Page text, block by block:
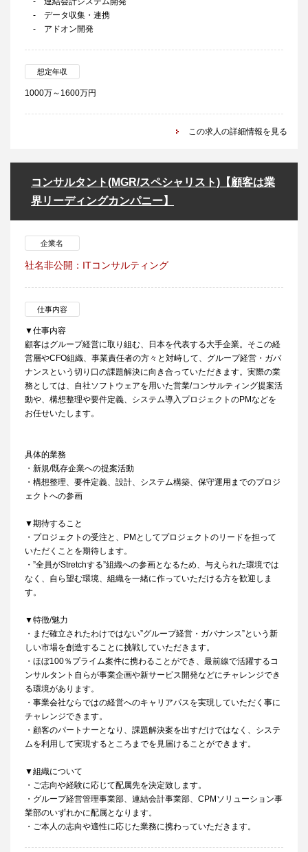
‐ データ収集・連携
‐ アドオン開発
想定年収
1000万～1600万円
この求人の詳細情報を見る
コンサルタント(MGR/スペシャリスト)【顧客は業
界リーディングカンパニー】
企業名
社名非公開：ITコンサルティング
仕事内容
▼仕事内容
顧客はグループ経営に取り組む、日本を代表する大手企業。そこの経
営層やCFO組織、事業責任者の方々と対峙して、グループ経営・ガバ
ナンスという切り口の課題解決に向き合っていただきます。実際の業
務としては、自社ソフトウェアを用いた営業/コンサルティング提案活
動や、構想整理や要件定義、システム導入プロジェクトのPMなどを
お任せいたします。
具体的業務
・新規/既存企業への提案活動
・構想整理、要件定義、設計、システム構築、保守運用までのプロジ
ェクトへの参画
▼期待すること
・プロジェクトの受注と、PMとしてプロジェクトのリードを担って
いただくことを期待します。
・”全員がStretchする”組織への参画となるため、与えられた環境では
なく、自ら望む環境、組織を一緒に作っていただける方を歓迎しま
す。
▼特徴/魅力
・まだ確立されたわけではない”グループ経営・ガバナンス”という新
しい市場を創造することに挑戦していただきます。
・ほぼ100％プライム案件に携わることができ、最前線で活躍するコ
ンサルタント自らが事業企画や新サービス開発などにチャレンジでき
る環境があります。
・事業会社ならではの経営へのキャリアパスを実現していただく事に
チャレンジできます。
・顧客のパートナーとなり、課題解決案を出すだけではなく、システ
ムを利用して実現するところまでを見届けることができます。
▼組織について
・ご志向や経験に応じて配属先を決定致します。
・グループ経営管理事業部、連結会計事業部、CPMソリューション事
業部のいずれかに配属となります。
・ご本人の志向や適性に応じた業務に携わっていただきます。